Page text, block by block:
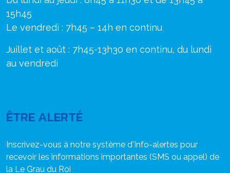
15h45
Le vendredi : 7h45 – 14h en continu
Juillet et août : 7h45-13h30 en continu, du lundi
au vendredi
ÊTRE ALERTÉ
Inscrivez-vous à notre système d'Info-alertes pour
recevoir les informations importantes (SMS ou appel) de
la Le Grau du Roi